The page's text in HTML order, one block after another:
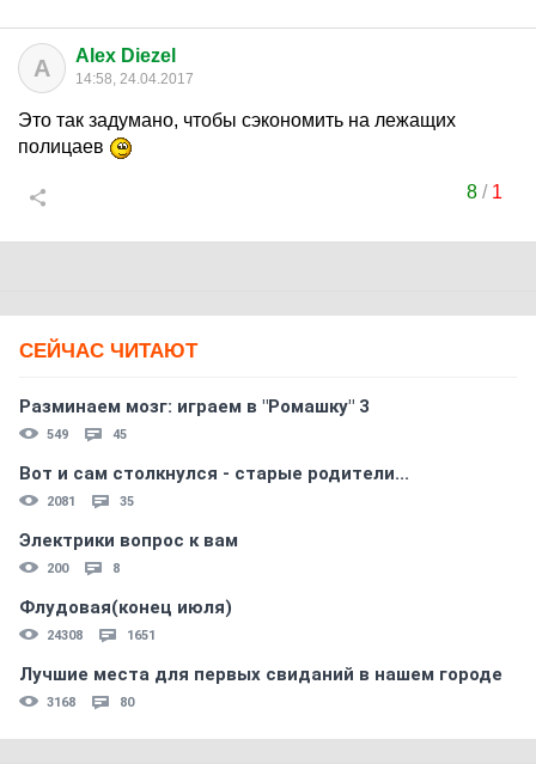
A Alex Diezel
14:58, 24.04.2017
Это так задумано, чтобы сэкономить на лежащих
полицаев
8/ 1
СЕЙЧАС ЧИТАЮТ
Разминаем мозг: играем в "Ромашку" 3
549 45
Вот и сам столкнулся - старые родители...
2081 35
Электрики вопрос к вам
200 8
Флудовая(конец июля)
24308 1651
Лучшие места для первых свиданий в нашем городе
3168 80